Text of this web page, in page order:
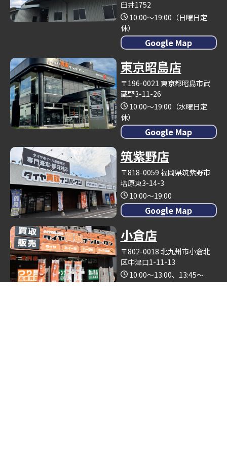
臼井1752
10:00～19:00（日曜日定
休）
Google Map
東京昭島店
〒196-0021 東京都昭島市武
蔵野3-11-26
10:00～19:00（水曜日定
休）
Google Map
筑紫野店
〒818-0059 福岡県筑紫野市
塔原東3-14-3
10:00～19:00
Google Map
小倉店
〒802-0018 北九州市小倉北
区中津口1-11-13
10:00～13:00、13:45～
19:00（木曜日定休）